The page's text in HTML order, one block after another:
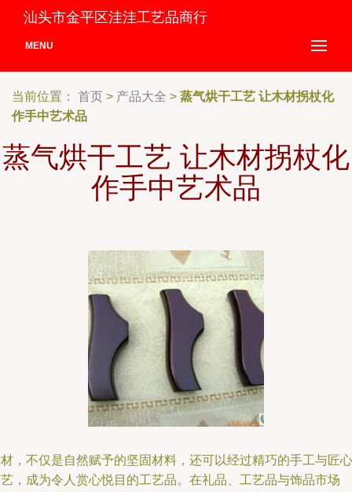
汕头市金平区洼洼工艺品商行
MENU
当前位置： 首页 > 产品大全 > 蒸气烘干工艺 让木材拐杖化
作手中艺术品
蒸气烘干工艺 让木材拐杖化
作手中艺术品
，不仅是自然赋予的坚固材料，还可以经过精巧的手工与匠心
，成为令人赏心悦目的工艺品。在礼品、工艺品与饰品市场